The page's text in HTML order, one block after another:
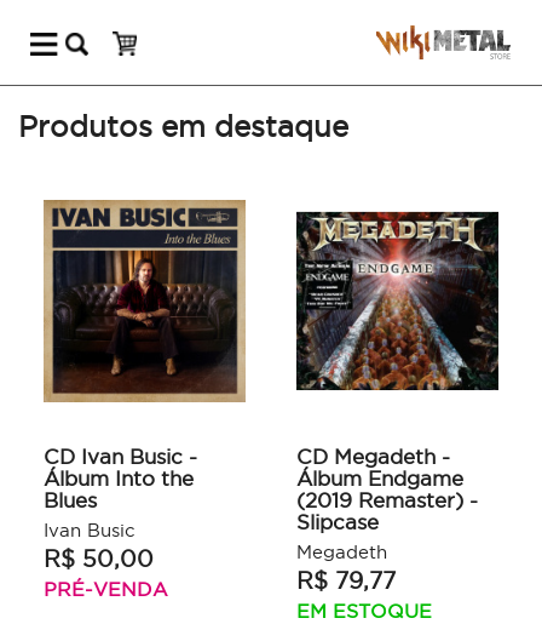
Produtos em destaque
CD Ivan Busic -
Álbum Into the
Blues
Ivan Busic
R$ 50,00
PRÉ-VENDA
CD Megadeth -
Álbum Endgame
(2019 Remaster) -
Slipcase
Megadeth
R$ 79,77
EM ESTOQUE